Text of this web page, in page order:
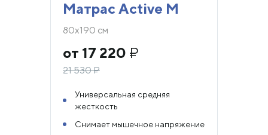
Матрас Active M
80х190 см
от 17 220 ₽
21 530₽
Универсальная средняя
жесткость
Снимает мышечное напряжение